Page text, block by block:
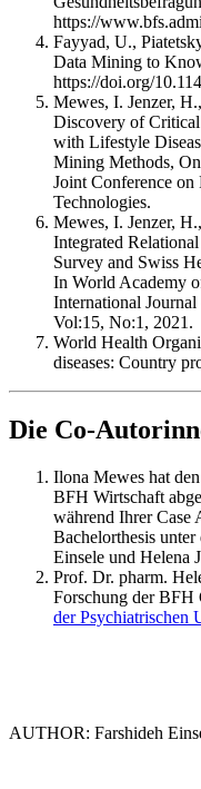
https://
Fayyad, U.,
Data Mining to
https://doi.org/
Mewes, I. Jenzer,
Discovery of
with Lifestyle
Mining Methods,
Joint Conference on
Technologies.
Mewes, I. Jenzer,
Integrated
Survey and Swiss
In World Academy
International
Vol:15, No:1, 2021.
World Health
diseases: Country
Die Co-
Ilona Mewes hat
BFH Wirtschaft
während Ihrer Case
Bachelorthesis
Einsele und Helena
Prof. Dr. pharm.
Forschung der BFH
der Psychiatrischen
AUTHOR: Farshideh